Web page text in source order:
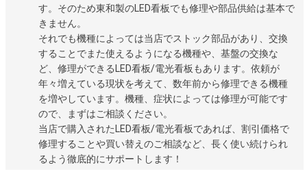
す。そのため東和製のLED看板でも修理や部品供給は基本で
きません。
それでも機種によっては当店でストック部品があり、交換
することでまた使えるようになる機種や、基盤の交換な
ど、修理ができるLED看板/電光看板もあります。依頼が
年々増えている現状を考えて、数年前から修理できる機種
を増やしています。機種、症状によっては修理が可能です
ので、まずはご相談ください。
当店で購入されたLED看板/電光看板であれば、割引価格で
修理することや買い替えのご相談など、長く使い続けられ
るよう徹底的にサポートします！